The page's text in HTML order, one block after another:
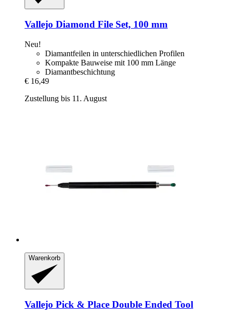
Vallejo Diamond File Set, 100 mm
Neu!
Diamantfeilen in unterschiedlichen Profilen
Kompakte Bauweise mit 100 mm Länge
Diamantbeschichtung
€ 16,49
Zustellung bis 11. August
Warenkorb
Vallejo Pick & Place Double Ended Tool